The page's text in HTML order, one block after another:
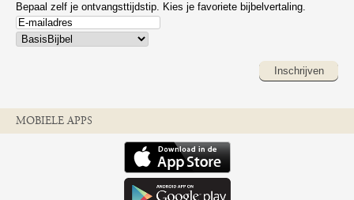
Bepaal zelf je ontvangsttijdstip. Kies je favoriete bijbelvertaling.
Inschrijven
MOBIELE APPS